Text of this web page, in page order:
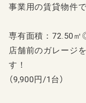
事業用の賃貸物件で
専有面積：72.50
店舗前のガレージ
す！
（9,900円/1台）